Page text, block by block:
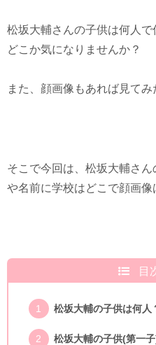
松坂大輔さんの子供は何人
どこか気になりませんか？
また、顔画像もあれば見てみ
そこで今回は、松坂大輔さ
や名前に学校はどこで顔画像
目
松坂大輔の子供は何人
松坂大輔の子供(第一